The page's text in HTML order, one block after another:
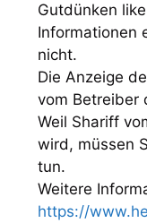
Gutdünken
Informationen
nicht.
Die Anzeige
vom Betreiber
Weil Shariff
wird, müssen
tun.
Weitere
https://